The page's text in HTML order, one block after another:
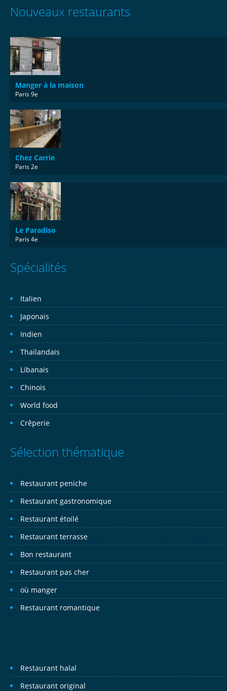
Nouveaux restaurants
Manger à la maison
Paris 9e
Chez Carrie
Paris 2e
Le Paradiso
Paris 4e
Spécialités
Italien
Japonais
Indien
Thailandais
Libanais
Chinois
World food
Crêperie
Sélection thématique
Restaurant peniche
Restaurant gastronomique
Restaurant étoilé
Restaurant terrasse
Bon restaurant
Restaurant pas cher
où manger
Restaurant romantique
Restaurant halal
Restaurant original